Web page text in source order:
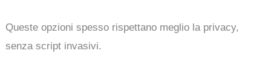
Queste opzioni spesso rispettano meglio la privacy,
senza script invasivi.